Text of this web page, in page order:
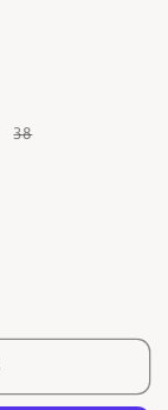
38Variante